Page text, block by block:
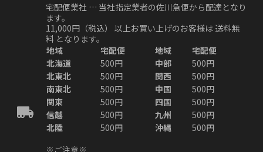
宅配便業社 … 当社指定業者の佐川急便から配達となり
ます。
11,000円（税込）
以上お買い上げのお客様は 送料無
料 となります。
地域
宅配便 地域
宅配便
北海道
500円 中部
500円
北東北
500円 関西
500円
南東北
500円 中国
500円
関東
500円 四国
500円
信越
500円 九州
500円
北陸
500円 沖縄
500円
※ご注意※